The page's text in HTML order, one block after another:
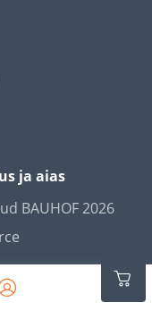
ja aias
BAUHOF 2026